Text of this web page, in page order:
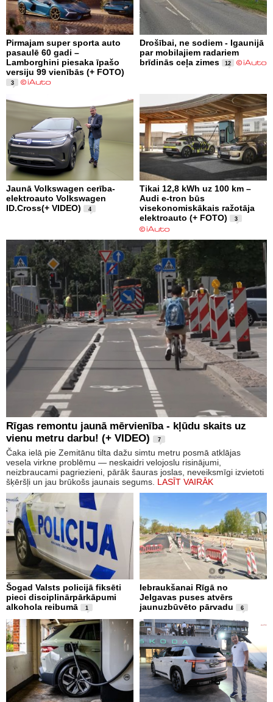
Pirmajam super sporta auto
pasaulē 60 gadi –
Lamborghini piesaka īpašo
versiju 99 vienībās (+ FOTO)
3
Drošībai, ne sodiem - Igaunijā
par mobilajiem radariem
brīdinās ceļa zimes
12
Jaunā Volkswagen cerība-
elektroauto Volkswagen
ID.Cross(+ VIDEO)
4
Tikai 12,8 kWh uz 100 km –
Audi e-tron būs
visekonomiskākais ražotāja
elektroauto (+ FOTO)
3
Rīgas remontu jaunā mērvienība - kļūdu skaits uz
vienu metru darbu! (+ VIDEO)
7
Čaka ielā pie Zemitānu tilta dažu simtu metru posmā atklājas
vesela virkne problēmu — neskaidri velojoslu risinājumi,
neizbraucami pagriezieni, pārāk šauras joslas, neveiksmīgi izvietoti
šķēršļi un jau brūkošs jaunais segums. LASĪT VAIRĀK
Šogad Valsts policijā fiksēti
pieci disciplinārpārkāpumi
alkohola reibumā
1
Iebraukšanai Rīgā no
Jelgavas puses atvērs
jaunuzbūvēto pārvadu
6